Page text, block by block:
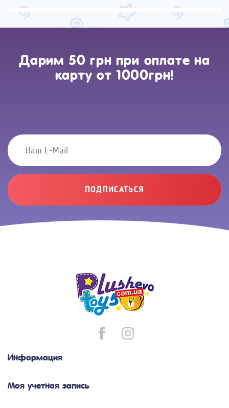
Дарим 50 грн при оплате на
карту от 1000грн!
ПОДПИСАТЬСЯ
Информация
Моя учетная запись